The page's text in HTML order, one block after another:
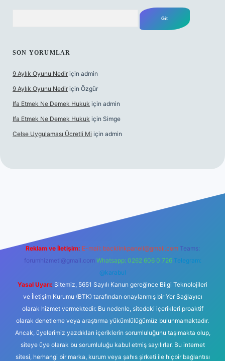
SON YORUMLAR
9 Aylık Oyunu Nedir için admin
9 Aylık Oyunu Nedir için Özgür
Ifa Etmek Ne Demek Hukuk için admin
Ifa Etmek Ne Demek Hukuk için Simge
Celse Uygulaması Ücretli Mi için admin
Reklam ve İletişim: E-mail: backlinkpaneli@gmail.com Teams:
forumhizmeti@gmail.com Whatsapp: 0262 606 0 726 Telegram:
@karabul
Yasal Uyarı: Sitemiz, 5651 Sayılı Kanun gereğince Bilgi Teknolojileri
ve İletişim Kurumu (BTK) tarafından onaylanmış bir Yer Sağlayıcı
olarak hizmet vermektedir. Bu nedenle, sitedeki içerikleri proaktif
olarak denetleme veya araştırma yükümlülüğümüz bulunmamaktadır.
Ancak, üyelerimiz yazdıkları içeriklerin sorumluluğunu taşımakta olup,
siteye üye olarak bu sorumluluğu kabul etmiş sayılırlar. Bu internet
sitesi, herhangi bir marka, kurum veya şahıs şirketi ile hiçbir bağlantısı